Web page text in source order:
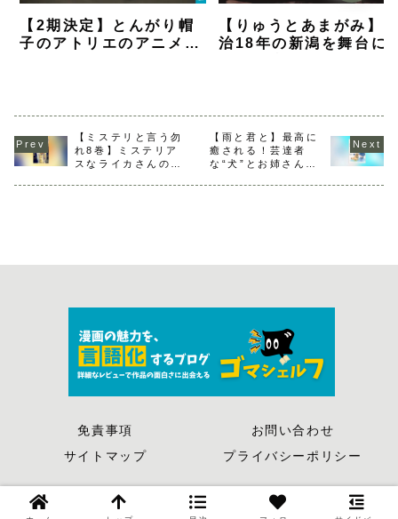
【2期決定】とんがり帽
子のアトリエのアニメの
【りゅうとあまがみ】
治18年の新潟を舞台に
【ミステリと言う勿
れ8巻】ミステリア
スなライカさんの人
【雨と君と】最高に
癒される！芸達者
な“犬”とお姉さんが
免責事項
お問い合わせ
サイトマップ
プライバシーポリシー
© 2018 ゴマシェルフ.